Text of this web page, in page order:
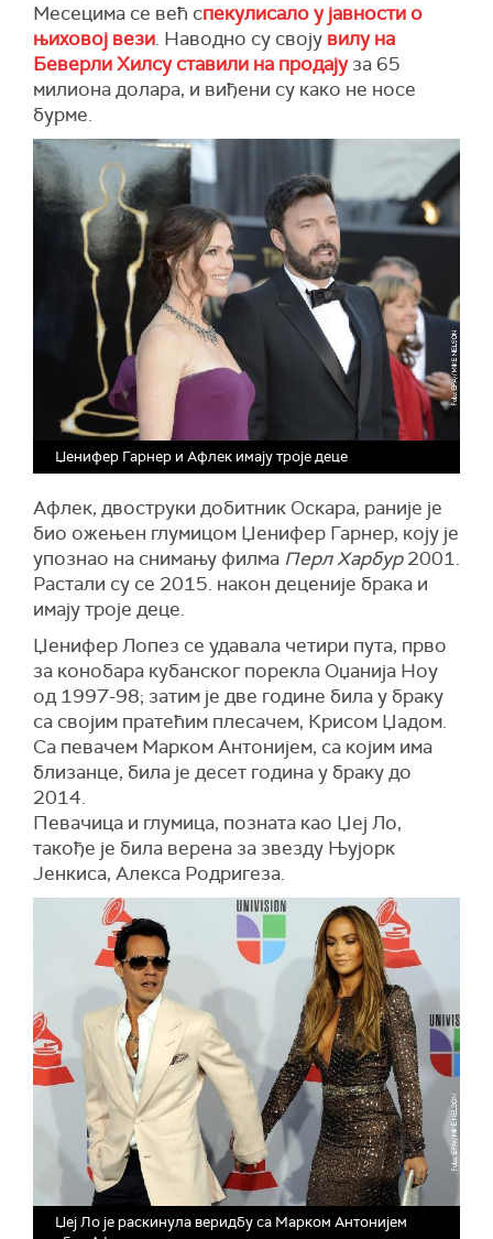
Месецима се већ спекулисало у јавности о
њиховој вези. Наводно су своју вилу на
Беверли Хилсу ставили на продајуза 65
милиона долара, и виђени су како не носе
бурме.
Џенифер Гарнер и Афлек имају троје деце
Афлек, двоструки добитник Оскара, раније је
био ожењен глумицом Џенифер Гарнер, коју је
упознао на снимању филма Перл Харбур2001.
Растали су се 2015. након деценије брака и
имају троје деце.
Џенифер Лопез се удавала четири пута, прво
за конобара кубанског порекла Оџанија Ноу
од 1997-98; затим је две године била у браку
са својим пратећим плесачем, Крисом Џадом.
Са певачем Марком Антонијем, са којим има
близанце, била је десет година у браку до
2014.
Певачица и глумица, позната као Џеј Ло,
такође је била верена за звезду Њујорк
Јенкиса, Алекса Родригеза.
Џеј Ло је раскинула веридбу са Марком Антонијем